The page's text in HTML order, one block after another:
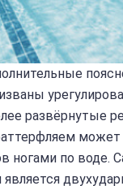
развёрнутые
может
ногами по воде.